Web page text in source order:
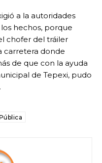
a la autoridades
hechos, porque
chofer del tráiler
carretera donde
de que con la ayuda
de Tepexi, pudo